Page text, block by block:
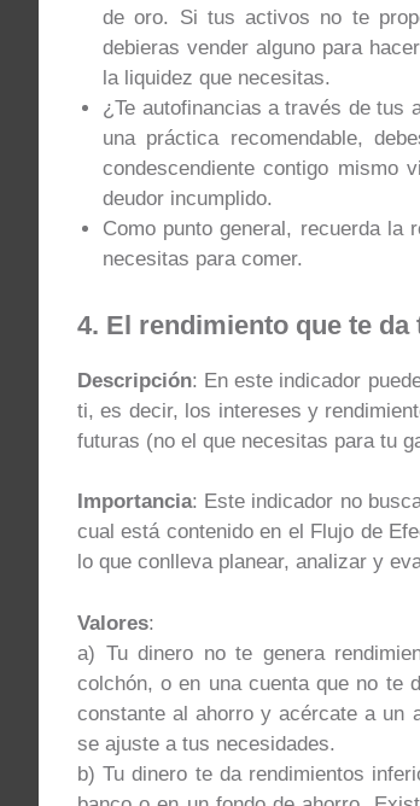
de oro. Si tus activos no te
debieras vender alguno para
la liquidez que necesitas.
¿Te autofinancias a través de tus
una práctica recomendable,
condescendiente contigo mismo
deudor incumplido.
Como punto general, recuerda la
necesitas para comer.
4. El rendimiento que te da
Descripción: En este indicador
ti, es decir, los intereses y
futuras (no el que necesitas para tu
Importancia: Este indicador no
cual está contenido en el Flujo de
lo que conlleva planear, analizar y
Valores:
a) Tu dinero no te genera
colchón, o en una cuenta que no te
constante al ahorro y acércate a un
se ajuste a tus necesidades.
b) Tu dinero te da rendimientos